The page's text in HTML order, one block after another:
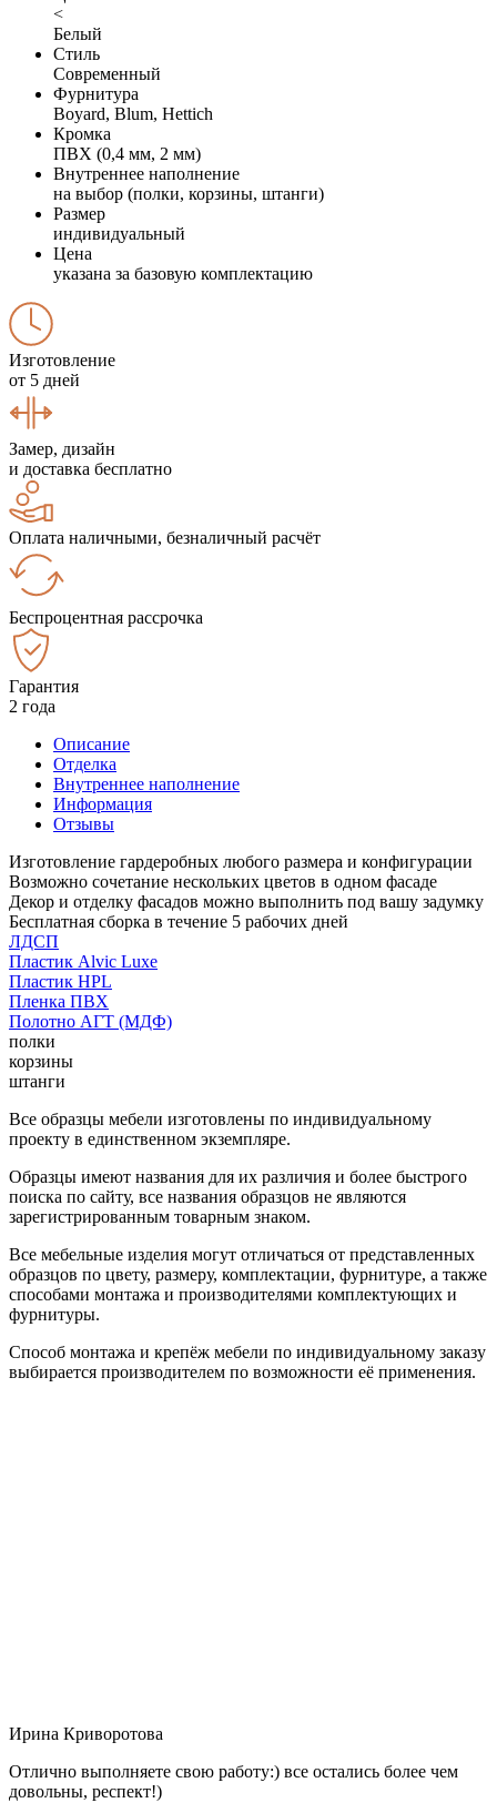
<
Белый
Стиль
Современный
Фурнитура
Boyard, Blum, Hettich
Кромка
ПВХ (0,4 мм, 2 мм)
Внутреннее наполнение
на выбор (полки, корзины, штанги)
Размер
индивидуальный
Цена
указана за базовую комплектацию
Изготовление
от 5 дней
Замер, дизайн
и доставка бесплатно
Оплата наличными, безналичный расчёт
Беспроцентная рассрочка
Гарантия
2 года
Описание
Отделка
Внутреннее наполнение
Информация
Отзывы
Изготовление гардеробных любого размера и конфигурации
Возможно сочетание нескольких цветов в одном фасаде
Декор и отделку фасадов можно выполнить под вашу задумку
Бесплатная сборка в течение 5 рабочих дней
ЛДСП
Пластик Alvic Luxe
Пластик HPL
Пленка ПВХ
Полотно АГТ (МДФ)
полки
корзины
штанги
Все образцы мебели изготовлены по индивидуальному
проекту в единственном экземпляре.
Образцы имеют названия для их различия и более быстрого
поиска по сайту, все названия образцов не являются
зарегистрированным товарным знаком.
Все мебельные изделия могут отличаться от представленных
образцов по цвету, размеру, комплектации, фурнитуре, а также
способами монтажа и производителями комплектующих и
фурнитуры.
Способ монтажа и крепёж мебели по индивидуальному заказу
выбирается производителем по возможности её применения.
Ирина Криворотова
Отлично выполняете свою работу:) все остались более чем
довольны, респект!)